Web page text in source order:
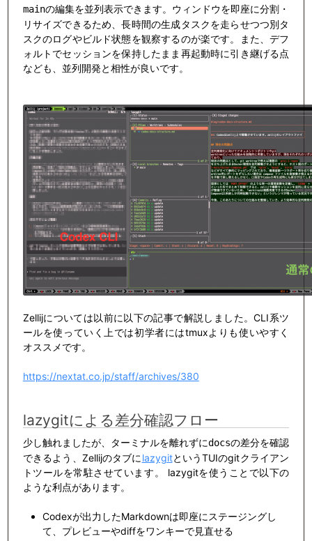
mainの編集を並列表示できます。ウィンドウを即座に分割・
リサイズできるため、長時間の生成タスクを走らせつつ別タ
スクのログやビルド状態を観察するのが楽です。また、デフ
ォルトでセッションを保持したまま再起動時に引き継げる点
なども、並列開発と相性が良いです。
Zellijについては以前に以下の記事で解説しました。CLI系ツ
ールを使っていく上では初学者にはtmuxよりも使いやすく
オススメです。
https://nextat.co.jp/staff/archives/380
lazygitによる差分確認フロー
少し触れましたが、ターミナルを離れずにdocsの差分を確認
できるよう、Zellijのタブに lazygitというTUIのgitクライアン
トツールを常駐させています。 lazygitを使うことで以下の
ような利点があります。
Codexが出力したMarkdownは即座にステージングし
て、プレビューやdiffをワンキーで見直せる